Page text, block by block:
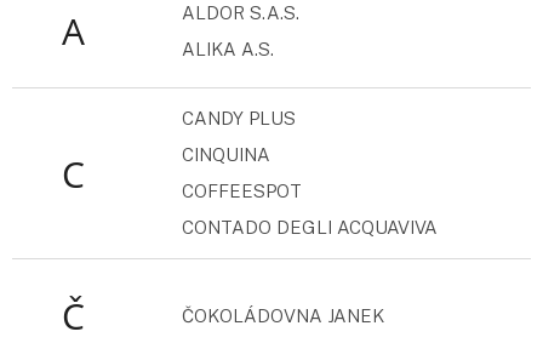
A
ALDOR S.A.S.
ALIKA A.S.
C
CANDY PLUS
CINQUINA
COFFEESPOT
CONTADO DEGLI ACQUAVIVA
Č ČOKOLÁDOVNA JANEK